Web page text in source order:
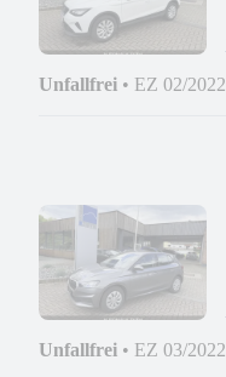
Unfallfrei • EZ 02/2022
Unfallfrei • EZ 03/2022